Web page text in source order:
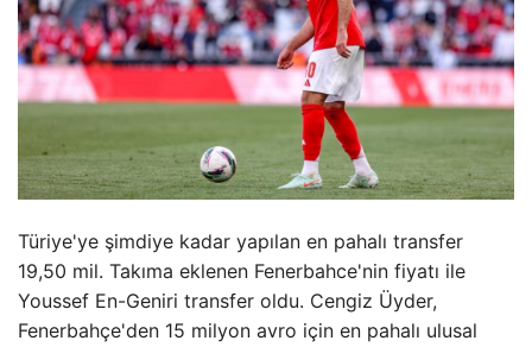
Türiye'ye şimdiye kadar yapılan en pahalı transfer
19,50 mil. Takıma eklenen Fenerbahce'nin fiyatı ile
Youssef En-Geniri transfer oldu. Cengiz Üyder,
Fenerbahçe'den 15 milyon avro için en pahalı ulusal